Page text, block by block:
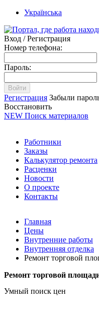
Українська
Вход / Регистрация
Номер телефона:
Пароль:
Войти
Регистрация Забыли
Восстановить
NEW Поиск материалов
Работники
Заказы
Калькулятор ремонта
Расценки
Новости
О проекте
Контакты
Главная
Цены
Внутренние работы
Внутренняя отделка
Ремонт торговой
Ремонт торговой
Умный поиск цен